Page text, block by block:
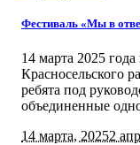
Фестиваль «Мы в
14 марта 2025
Красносельского
ребята под
объединенные
14 марта, 20252